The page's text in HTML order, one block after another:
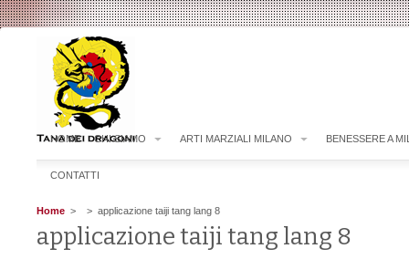
HOME CHI SIAMO ARTI MARZIALI MILANO BENESSERE A
CONTATTI
Home > > applicazione taiji tang lang 8
applicazione taiji tang lang 8